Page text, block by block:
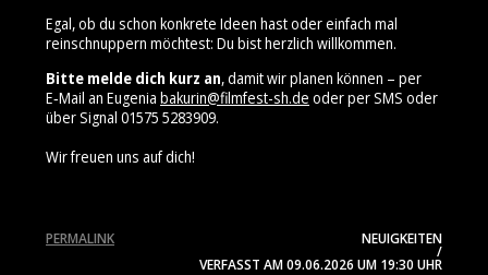
Egal, ob du schon konkrete Ideen hast oder einfach mal
reinschnuppern möchtest: Du bist herzlich willkommen.
Bitte melde dich kurz an, damit wir planen können – per
E‑Mail an Eugenia bakurin@filmfest-sh.de oder per SMS oder
über Signal 01575 5283909⁩.
Wir freuen uns auf dich!
NEUIGKEITEN
/
VERFASST AM09.06.2026 UM 19:30 UHR
PERMALINK